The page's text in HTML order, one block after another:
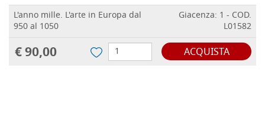
L'anno mille. L'arte in Europa dal
950 al 1050
Giacenza: 1 - COD.
L01582
€ 90,00 ACQUISTA